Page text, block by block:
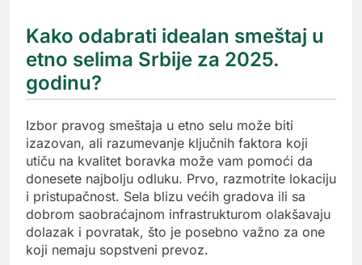
Kako odabrati idealan smeštaj u
etno selima Srbije za 2025.
godinu?
Izbor pravog smeštaja u etno selu može biti
izazovan, ali razumevanje ključnih faktora koji
utiču na kvalitet boravka može vam pomoći da
donesete najbolju odluku. Prvo, razmotrite lokaciju
i pristupačnost. Sela blizu većih gradova ili sa
dobrom saobraćajnom infrastrukturom olakšavaju
dolazak i povratak, što je posebno važno za one
koji nemaju sopstveni prevoz.